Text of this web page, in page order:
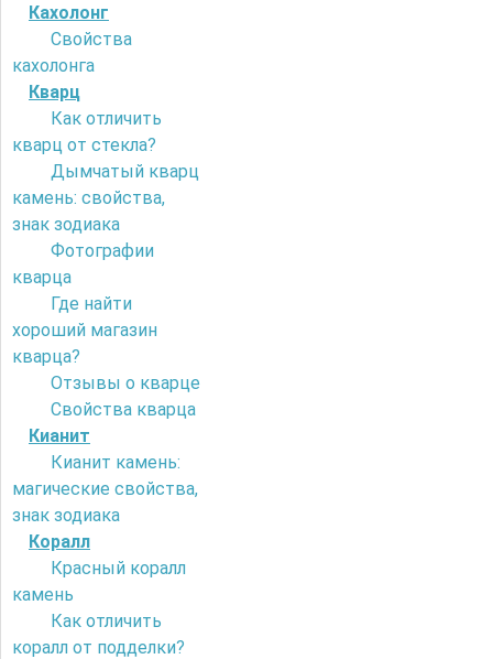
Кахолонг
Свойства
кахолонга
Кварц
Как отличить
кварц от стекла?
Дымчатый кварц
камень: свойства,
знак зодиака
Фотографии
кварца
Где найти
хороший магазин
кварца?
Отзывы о кварце
Свойства кварца
Кианит
Кианит камень:
магические свойства,
знак зодиака
Коралл
Красный коралл
камень
Как отличить
коралл от подделки?